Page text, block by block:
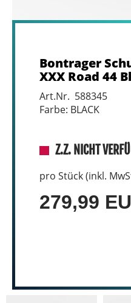
Bontrager
XXX Road 44
Art.Nr. 588345
Farbe: BLACK
Z.Z. NICHT
pro Stück (inkl.
279,99